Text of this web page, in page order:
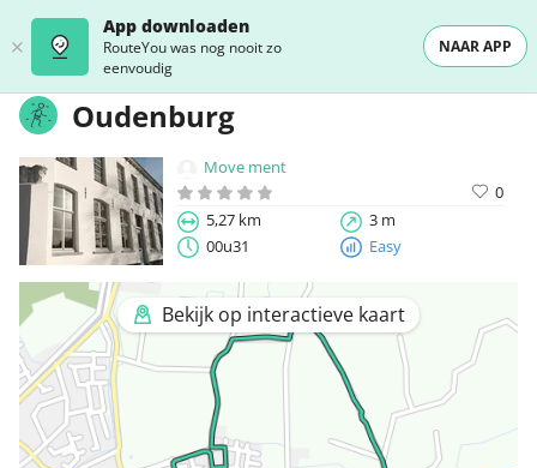
App downloaden
RouteYou was nog nooit zo
eenvoudig
NAAR APP
Oudenburg
Move ment
0
5,27 km
3 m
00u31
Easy
Bekijk op interactieve kaart